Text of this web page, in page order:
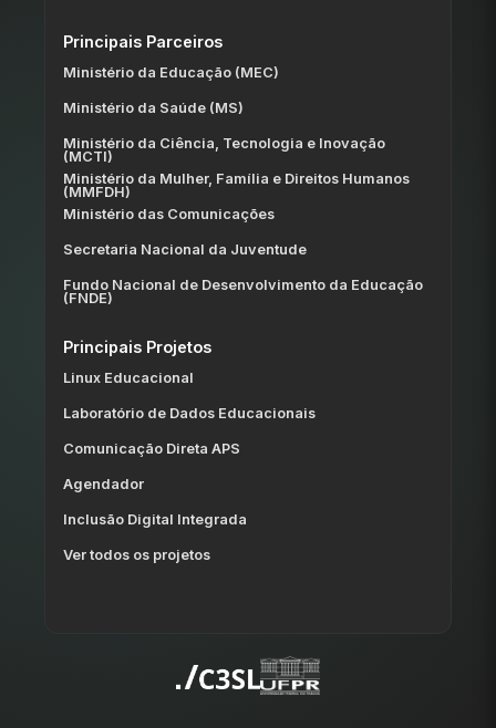
Principais Parceiros
Ministério da Educação (MEC)
Ministério da Saúde (MS)
Ministério da Ciência, Tecnologia e Inovação
(MCTI)
Ministério da Mulher, Família e Direitos Humanos
(MMFDH)
Ministério das Comunicações
Secretaria Nacional da Juventude
Fundo Nacional de Desenvolvimento da Educação
(FNDE)
Principais Projetos
Linux Educacional
Laboratório de Dados Educacionais
Comunicação Direta APS
Agendador
Inclusão Digital Integrada
Ver todos os projetos